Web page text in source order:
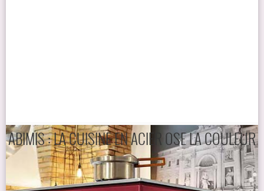
ABIMIS : LA CUISINE EN ACIER OSE LA COULEUR